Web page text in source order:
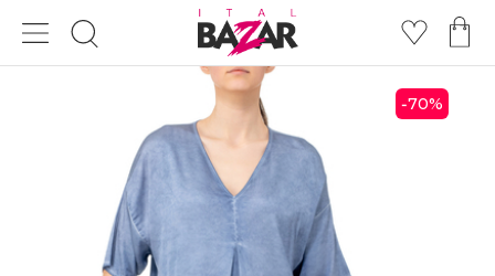
-70%